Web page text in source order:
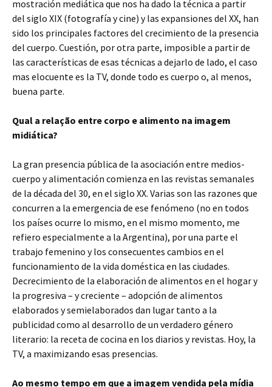
mostración mediática que nos ha dado la técnica a partir
del siglo XIX (fotografía y cine) y las expansiones del XX, han
sido los principales factores del crecimiento de la presencia
del cuerpo. Cuestión, por otra parte, imposible a partir de
las características de esas técnicas a dejarlo de lado, el caso
mas elocuente es la TV, donde todo es cuerpo o, al menos,
buena parte.
Qual a relação entre corpo e alimento na imagem
midiática?
La gran presencia pública de la asociación entre medios-
cuerpo y alimentación comienza en las revistas semanales
de la década del 30, en el siglo XX. Varias son las razones que
concurren a la emergencia de ese fenómeno (no en todos
los países ocurre lo mismo, en el mismo momento, me
refiero especialmente a la Argentina), por una parte el
trabajo femenino y los consecuentes cambios en el
funcionamiento de la vida doméstica en las ciudades.
Decrecimiento de la elaboración de alimentos en el hogar y
la progresiva – y creciente – adopción de alimentos
elaborados y semielaborados dan lugar tanto a la
publicidad como al desarrollo de un verdadero género
literario: la receta de cocina en los diarios y revistas. Hoy, la
TV, a maximizando esas presencias.
Ao mesmo tempo em que a imagem vendida pela mídia